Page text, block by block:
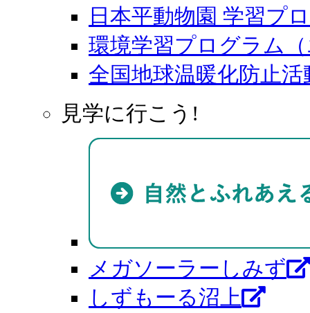
日本平動物園 学習プ
環境学習プログラム
全国地球温暖化防止
見学に行こう!
メガソーラーしみず
しずもーる沼上